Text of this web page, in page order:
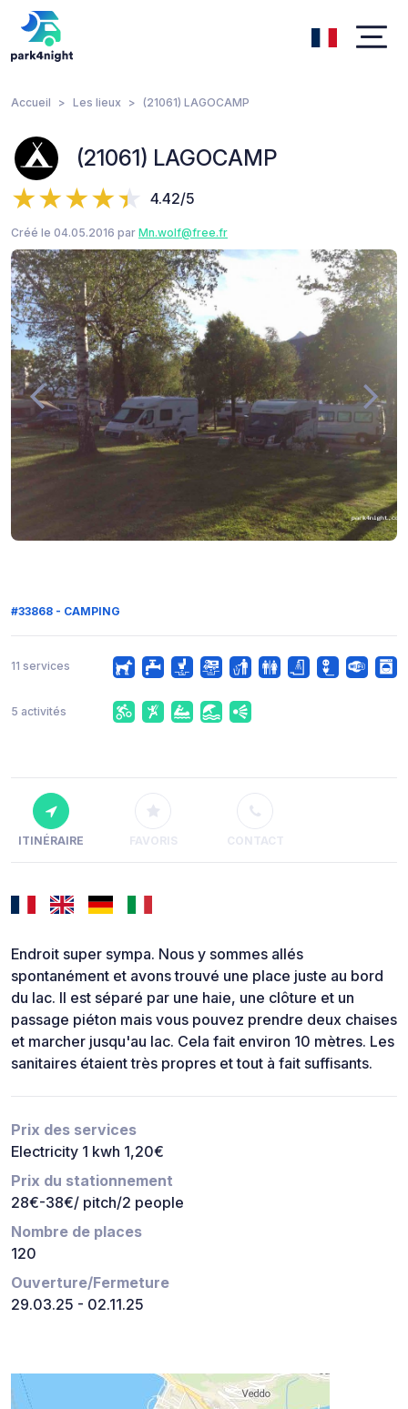
Accueil Les lieux (21061) LAGOCAMP
(21061) LAGOCAMP
4.42/5
Créé le 04.05.2016 par Mn.wolf@free.fr
#33868 - CAMPING
11 services
5 activités
ITINÉRAIRE FAVORIS CONTACT
Endroit super sympa. Nous y sommes allés
spontanément et avons trouvé une place juste au bord
du lac. Il est séparé par une haie, une clôture et un
passage piéton mais vous pouvez prendre deux chaises
et marcher jusqu'au lac. Cela fait environ 10 mètres. Les
sanitaires étaient très propres et tout à fait suffisants.
Prix des services
Electricity 1 kwh 1,20€
Prix du stationnement
28€-38€/ pitch/2 people
Nombre de places
120
Ouverture/Fermeture
29.03.25 - 02.11.25